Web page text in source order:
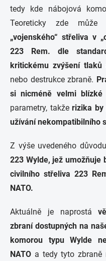
tedy kde nábojová
Teoreticky zde může
„vojenského“ střeliva v
223 Rem. dle
kritickému zvýšení tlaků
nebo destrukce zbraně.
si nicméně velmi blízké
parametry, takže rizika by
užívání nekompatibilního
Z výše uvedeného důvodu
223 Wylde, jež umožňuje
civilního střeliva 223
NATO.
Aktuálně je naprostá
zbraní dostupných na
komorou typu Wylde
NATO a tedy tyto zbraně